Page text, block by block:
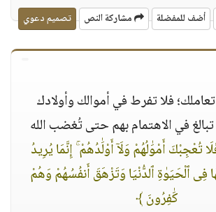
أضف للمفضلة مشاركة النص تصميم دعوي
فلا تفرط في أموالك وأولادك
في الاهتمام بهم حتى تُغضب الله
تُعْجِبْكَ أَمْوَٰلُهُمْ وَلَآ أَوْلَٰدُهُمْ ۚ إِنَّمَا يُرِيدُ
فِى ٱلْحَيَوٰةِ ٱلدُّنْيَا وَتَزْهَقَ أَنفُسُهُمْ وَهُمْ
كَٰفِرُونَ ﴾